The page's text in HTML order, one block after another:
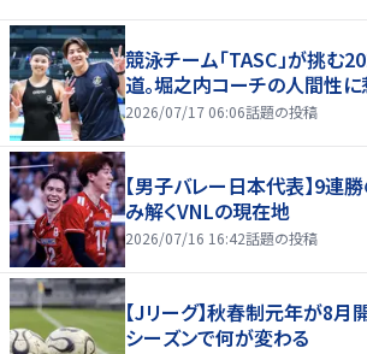
競泳チーム「TASC」が挑む
道。堀之内コーチの人間性
2026/07/17 06:06話題の投稿
【男子バレー日本代表】9連
み解くVNLの現在地
2026/07/16 16:42話題の投稿
【Jリーグ】秋春制元年が8
シーズンで何が変わる